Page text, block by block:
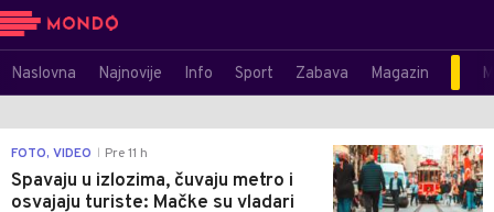
Naslovna Najnovije Info Sport Zabava Magazin
FOTO, VIDEO Pre 11 h
Spavaju u izlozima, čuvaju metro i
osvajaju turiste: Mačke su vladari
0